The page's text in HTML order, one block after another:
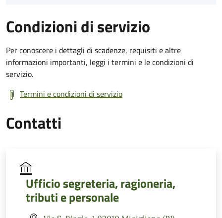
Condizioni di servizio
Per conoscere i dettagli di scadenze, requisiti e altre
informazioni importanti, leggi i termini e le condizioni di
servizio.
Termini e condizioni di servizio
Contatti
Ufficio segreteria, ragioneria,
tributi e personale